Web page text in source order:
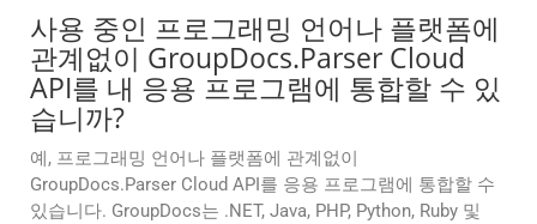
사용 중인 프로그래밍 언어나 플랫폼에
관계없이 GroupDocs.Parser Cloud
API를 내 응용 프로그램에 통합할 수 있
습니까?
예, 프로그래밍 언어나 플랫폼에 관계없이
GroupDocs.Parser Cloud API를 응용 프로그램에 통합할 수
있습니다. GroupDocs는 .NET, Java, PHP, Python, Ruby 및